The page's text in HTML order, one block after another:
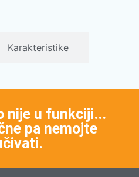
Karakteristike
nije u funkciji...
pa nemojte